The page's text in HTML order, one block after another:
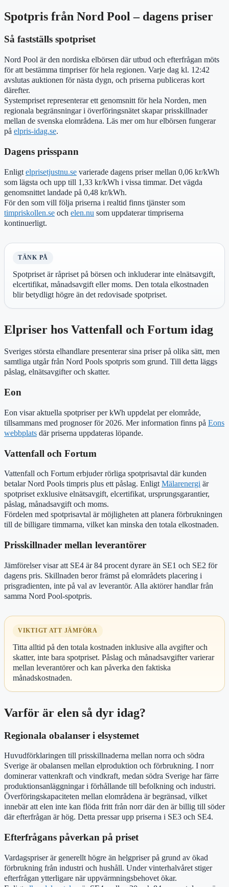
Spotpris från Nord Pool – dagens priser
Så fastställs spotpriset
Nord Pool är den nordiska elbörsen där utbud och efterfrågan möts
för att bestämma timpriser för hela regionen. Varje dag kl. 12:42
avslutas auktionen för nästa dygn, och priserna publiceras kort
därefter.
Systempriset representerar ett genomsnitt för hela Norden, men
regionala begränsningar i överföringsnätet skapar prisskillnader
mellan de svenska elområdena. Läs mer om hur elbörsen fungerar
på elpris-idag.se.
Dagens prisspann
Enligt elprisetjustnu.se varierade dagens priser mellan 0,06 kr/kWh
som lägsta och upp till 1,33 kr/kWh i vissa timmar. Det vägda
genomsnittet landade på 0,48 kr/kWh.
För den som vill följa priserna i realtid finns tjänster som
timpriskollen.se och elen.nu som uppdaterar timpriserna
kontinuerligt.
TÄNK PÅ
Spotpriset är råpriset på börsen och inkluderar inte elnätsavgift,
elcertifikat, månadsavgift eller moms. Den totala elkostnaden
blir betydligt högre än det redovisade spotpriset.
Elpriser hos Vattenfall och Fortum idag
Sveriges största elhandlare presenterar sina priser på olika sätt, men
samtliga utgår från Nord Pools spotpris som grund. Till detta läggs
påslag, elnätsavgifter och skatter.
Eon
Eon visar aktuella spotpriser per kWh uppdelat per elområde,
tillsammans med prognoser för 2026. Mer information finns på Eons
webbplats där priserna uppdateras löpande.
Vattenfall och Fortum
Vattenfall och Fortum erbjuder rörliga spotprisavtal där kunden
betalar Nord Pools timpris plus ett påslag. EnligtMälarenergi är
spotpriset exklusive elnätsavgift, elcertifikat, ursprungsgarantier,
påslag, månadsavgift och moms.
Fördelen med spotprisavtal är möjligheten att planera förbrukningen
till de billigare timmarna, vilket kan minska den totala elkostnaden.
Prisskillnader mellan leverantörer
Jämförelser visar att SE4 är 84 procent dyrare än SE1 och SE2 för
dagens pris. Skillnaden beror främst på elområdets placering i
prisgradienten, inte på val av leverantör. Alla aktörer handlar från
samma Nord Pool-spotpris.
VIKTIGT ATT JÄMFÖRA
Titta alltid på den totala kostnaden inklusive alla avgifter och
skatter, inte bara spotpriset. Påslag och månadsavgifter varierar
mellan leverantörer och kan påverka den faktiska
månadskostnaden.
Varför är elen så dyr idag?
Regionala obalanser i elsystemet
Huvudförklaringen till prisskillnaderna mellan norra och södra
Sverige är obalansen mellan elproduktion och förbrukning. I norr
dominerar vattenkraft och vindkraft, medan södra Sverige har färre
produktionsanläggningar i förhållande till befolkning och industri.
Överföringskapaciteten mellan elområdena är begränsad, vilket
innebär att elen inte kan flöda fritt från norr där den är billig till söder
där efterfrågan är hög. Detta pressar upp priserna i SE3 och SE4.
Efterfrågans påverkan på priset
Vardagspriser är generellt högre än helgpriser på grund av ökad
förbrukning från industri och hushåll. Under vinterhalvåret stiger
efterfrågan ytterligare när uppvärmningsbehovet ökar.